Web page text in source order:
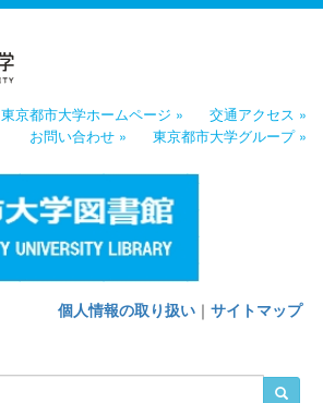
東京都市大学ホームページ »
交通アクセス »
お問い合わせ »
東京都市大学グループ »
個人情報の取り扱い ｜ サイトマップ